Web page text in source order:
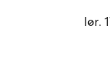
lør.